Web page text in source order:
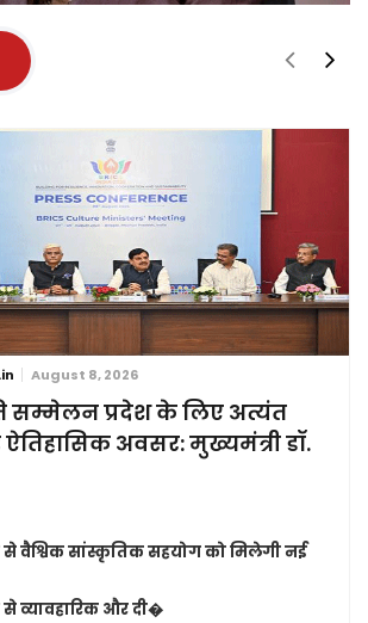
August 8, 2026
सम्मेलन प्रदेश के लिए अत्यंत
अवसर: मुख्यमंत्री डॉ.
से वैश्विक सांस्कृतिक सहयोग को मिलेगी नई
से व्यावहारिक और दी�